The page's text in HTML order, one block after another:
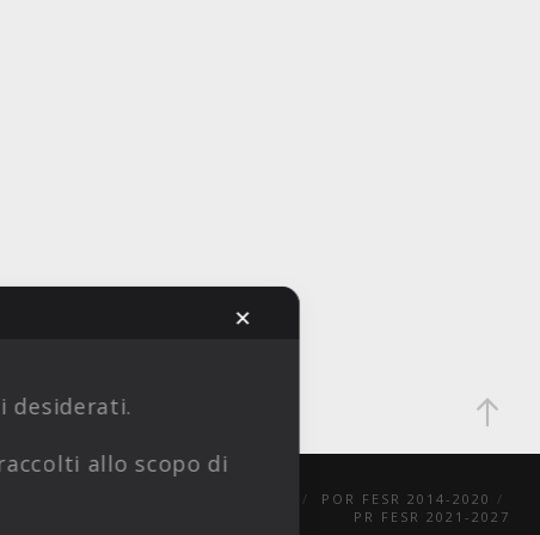
POR FESR 2014-2020
PR FESR 2021-2027
✕
desiderati.
allo scopo di